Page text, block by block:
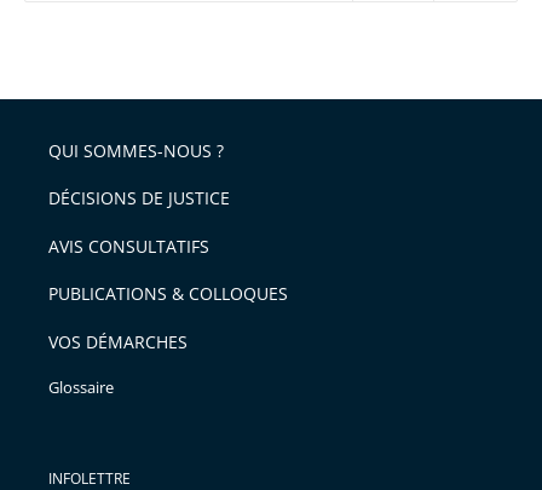
arriver
après
l'article
pour
avant
QUI SOMMES-NOUS ?
DÉCISIONS DE JUSTICE
AVIS CONSULTATIFS
PUBLICATIONS & COLLOQUES
VOS DÉMARCHES
Glossaire
INFOLETTRE